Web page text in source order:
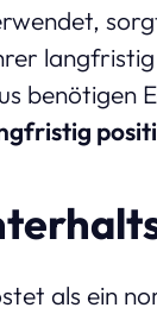
benötigen
als ein